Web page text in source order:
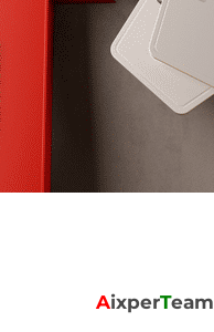
AixperTeam